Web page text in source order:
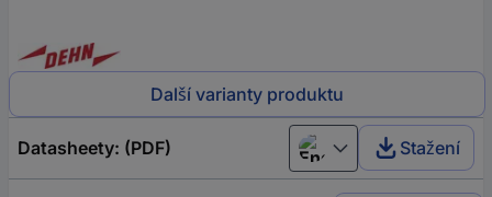
Další varianty produktu
Datasheety: (PDF) English Stažení